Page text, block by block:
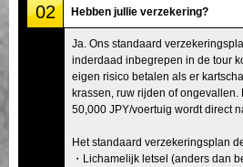
02 Hebben jullie verzekering?
Ja. Ons standaard
inderdaad inbegrepen in de tour
eigen risico betalen als er
krassen, ruw rijden of ongevallen.
50,000 JPY/voertuig wordt direct
Het standaard verzekeringsplan
・Lichamelijk letsel (anders dan